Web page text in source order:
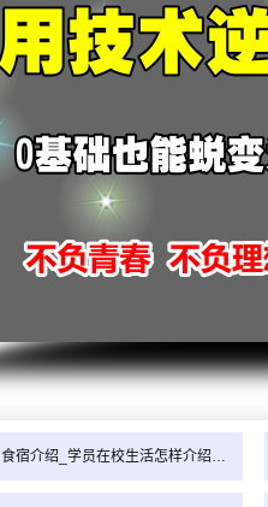
食宿介绍_学员在校生活怎样介绍…